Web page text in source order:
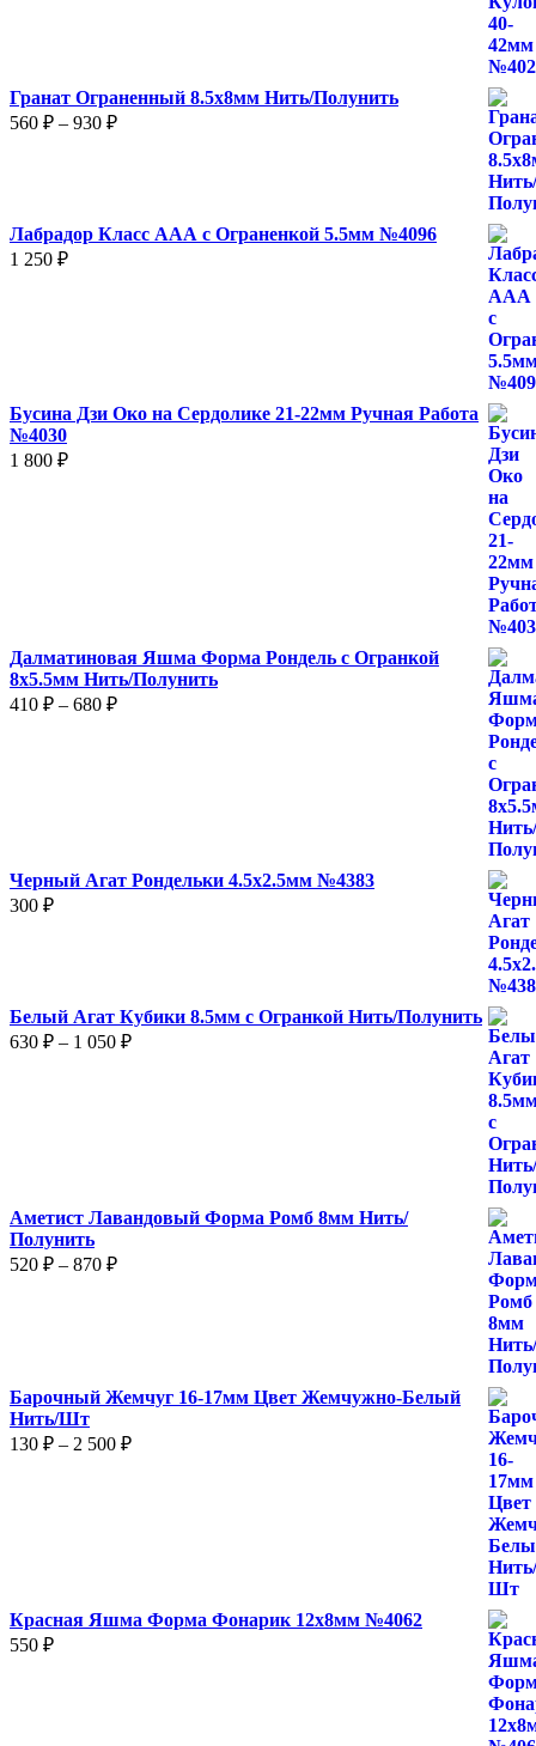
Гранат Ограненный 8.5х8мм Нить/Полунить
560 ₽ – 930 ₽Диапазон
Лабрадор Класс ААА с Ограненкой 5.5мм №4096
1 250 ₽
Бусина Дзи Око на Сердолике 21-22мм Ручная Работа
№4030
1 800 ₽
Далматиновая Яшма Форма Рондель с Огранкой
8х5.5мм Нить/Полунить
410 ₽ – 680 ₽Диапазон
Черный Агат Рондельки 4.5х2.5мм №4383
300 ₽
Белый Агат Кубики 8.5мм с Огранкой Нить/Полунить
630 ₽ – 1 050 ₽Диапазон
Аметист Лавандовый Форма Ромб 8мм Нить/
Полунить
520 ₽ – 870 ₽Диапазон
Барочный Жемчуг 16-17мм Цвет Жемчужно-Белый
Нить/Шт
130 ₽ – 2 500 ₽Диапазон
Красная Яшма Форма Фонарик 12x8мм №4062
550 ₽